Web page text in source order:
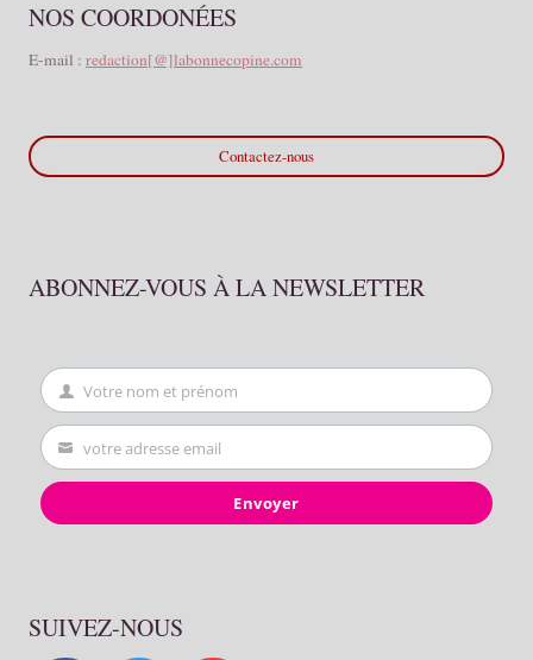
NOS COORDONÉES
E-mail : redaction[@]labonnecopine.com
Contactez-nous
ABONNEZ-VOUS À LA NEWSLETTER
First
Name
Votre nom et prénom
Your
email
votre adresse email
Envoyer
SUIVEZ-NOUS